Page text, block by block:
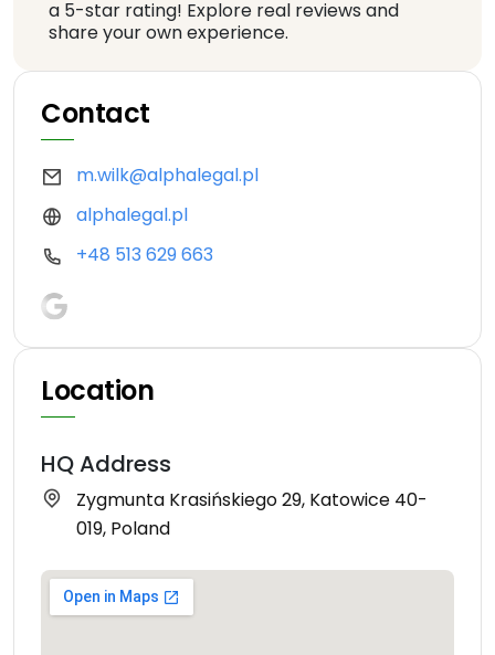
a 5-star rating! Explore real reviews and
share your own experience.
Contact
m.wilk@alphalegal.pl
alphalegal.pl
+48 513 629 663
Location
HQ Address
Zygmunta Krasińskiego 29, Katowice 40-
019, Poland